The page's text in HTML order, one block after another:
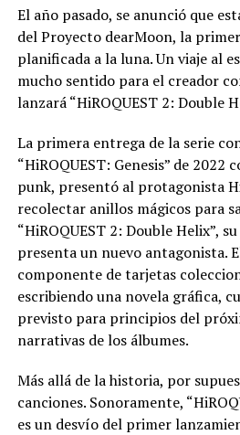
El año pasado, se anunció que
del Proyecto dearMoon, la
planificada a la luna. Un viaje al
mucho sentido para el creador
lanzará “HiROQUEST 2: Double
La primera entrega de la serie
“HiROQUEST: Genesis” de
punk, presentó al protagonista
recolectar anillos mágicos para
“HiROQUEST 2: Double Helix”,
presenta un nuevo antagonista.
componente de tarjetas
escribiendo una novela gráfica,
previsto para principios del
narrativas de los álbumes.
Más allá de la historia, por
canciones. Sonoramente,
es un desvío del primer